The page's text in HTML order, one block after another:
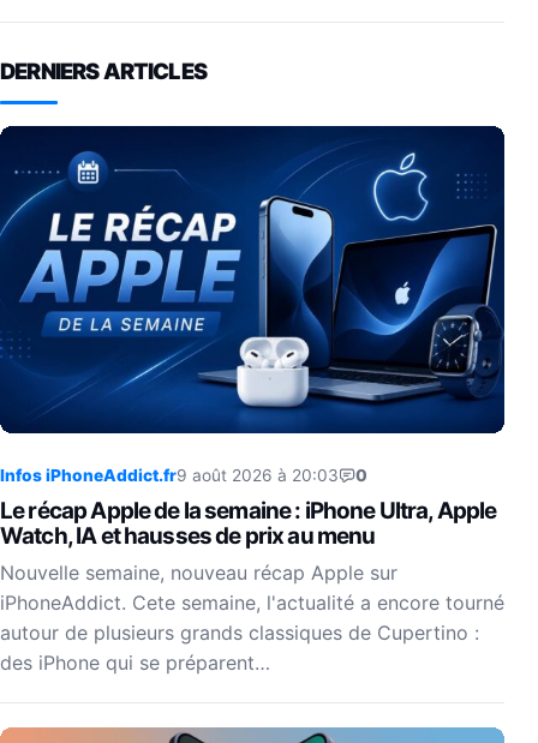
DERNIERS ARTICLES
Infos iPhoneAddict.fr9 août 2026 à 20:03 0
Le récap Apple de la semaine : iPhone Ultra, Apple
Watch, IA et hausses de prix au menu
Nouvelle semaine, nouveau récap Apple sur
iPhoneAddict. Cete semaine, l'actualité a encore tourné
autour de plusieurs grands classiques de Cupertino :
des iPhone qui se préparent…